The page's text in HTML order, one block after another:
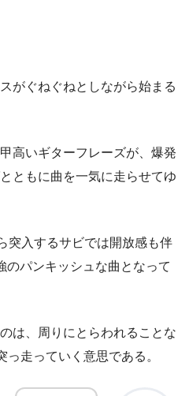
がぐねぐねとしながら始まる
高いギターフレーズが、爆発
ともに曲を一気に走らせてゆ
突入するサビでは開放感も伴
のパンキッシュな曲となって
は、周りにとらわれることな
っ走っていく意思である。